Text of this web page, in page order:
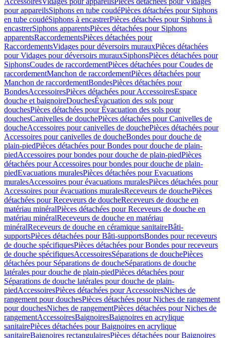
pour appareilsSiphons en tube coudéPièces détachées pour Siphons
en tube coudéSiphons à encastrerPièces détachées pour Siphons à
encastrerSiphons apparentsPièces détachées pour Siphons
apparentsRaccordementsPièces détachées pour
RaccordementsVidages pour déversoirs murauxPièces détachées
pour Vidages pour déversoirs murauxSiphonsPièces détachées pour
SiphonsCoudes de raccordementPièces détachées pour Coudes de
raccordementManchon de raccordementPièces détachées pour
Manchon de raccordementBondesPièces détachées pour
BondesAccessoiresPièces détachées pour AccessoiresEspace
douche et baignoireDouchesÉvacuation des sols pour
douchesPièces détachées pour Évacuation des sols pour
douchesCanivelles de douchePièces détachées pour Canivelles de
doucheAccessoires pour canivelles de douchePièces détachées pour
Accessoires pour canivelles de doucheBondes pour douche de
plain-piedPièces détachées pour Bondes pour douche de plain-
piedAccessoires pour bondes pour douche de plain-piedPièces
détachées pour Accessoires pour bondes pour douche de plain-
piedEvacuations muralesPièces détachées pour Evacuations
muralesAccessoires pour évacuations muralesPièces détachées pour
Accessoires pour évacuations muralesReceveurs de douchePièces
détachées pour Receveurs de doucheReceveurs de douche en
matériau minéralPièces détachées pour Receveurs de douche en
matériau minéralReceveurs de douche en matériau
minéralReceveurs de douche en céramique sanitaireBâti-
supportsPièces détachées pour Bâti-supportsBondes pour receveurs
de douche spécifiquesPièces détachées pour Bondes pour receveurs
de douche spécifiquesAccessoiresSéparations de douchePièces
détachées pour Séparations de doucheSéparations de douche
latérales pour douche de plain-piedPièces détachées pour
Séparations de douche latérales pour douche de plain-
piedAccessoiresPièces détachées pour AccessoiresNiches de
rangement pour douchesPièces détachées pour Niches de rangement
pour douchesNiches de rangementPièces détachées pour Niches de
rangementAccessoiresBaignoiresBaignoires en acrylique
sanitairePièces détachées pour Baignoires en acrylique
sanitaireBaignoires rectangulairesPièces détachées pour Baignoires